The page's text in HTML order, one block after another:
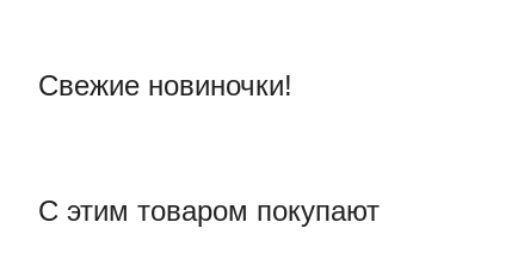
Свежие новиночки!
С этим товаром покупают